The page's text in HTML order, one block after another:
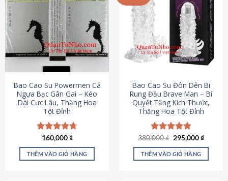
biến
thể.
Các
tùy
chọn
có
chọn
trên
trang
sản
phẩm
Bao Cao Su Powermen Cá
Ngựa Bạc Gân Gai – Kéo
Dài Cực Lâu, Thăng Hoa
Tột Đỉnh
Được xếp
hạng4.73
5 sao
160,000₫
THÊM VÀO GIỎ HÀNG
Bao Cao Su Đôn Dên Bi
Rung Đầu Brave Man – Bí
Quyết Tăng Kích Thước,
Thăng Hoa Tột Đỉnh
Được xếp
hạng5.00
5 sao
380,000₫ Giá
là:
380,000 ₫.
295,000₫Giá
tại
THÊM VÀO GIỎ HÀNG